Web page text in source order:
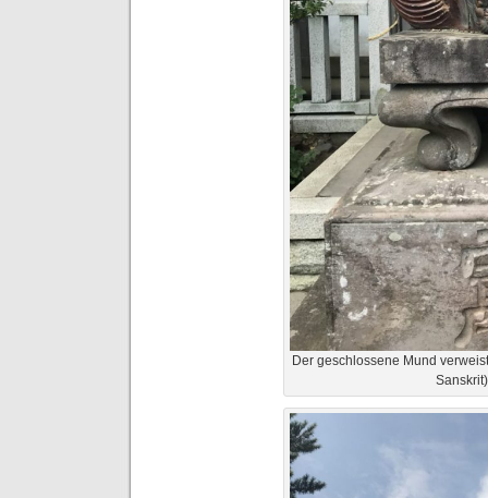
Der geschlossene Mund